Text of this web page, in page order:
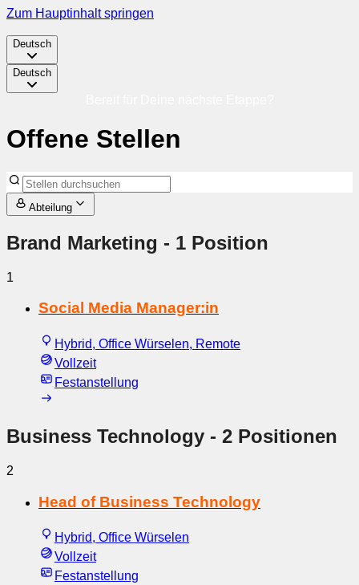
Zum Hauptinhalt springen
Deutsch
Deutsch
Offene Stellen
Abteilung
Brand Marketing - 1 Position
1
Social Media Manager:in
Hybrid, Office Würselen, Remote
Vollzeit
Festanstellung
Business Technology - 2 Positionen
2
Head of Business Technology
Hybrid, Office Würselen
Vollzeit
Festanstellung